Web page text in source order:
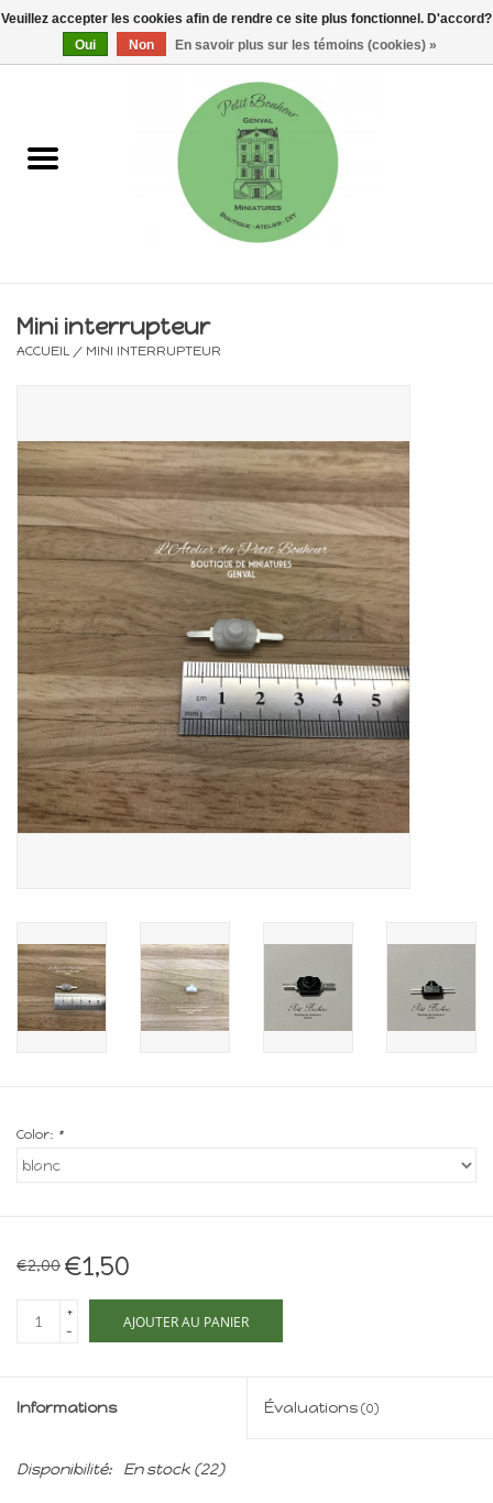
0 Articles - €0,00
Maisons, vitrines & kits
Electricité
Pièces uniques & objets de
collection
1/48ème
Fournitures bricolage
Bois
Noël
1/24ème
Maison de souris
miniature - The Mouse
Mon site
Mini interrupteur
ACCUEIL / MINI INTERRUPTEUR
Color: *
€2,00 €1,50
+
-
AJOUTER AU PANIER
Informations Évaluations (0)
Disponibilité: En stock (22)
Veuillez accepter les cookies afin de rendre ce site plus fonctionnel. D'accord?
Oui
Non En savoir plus sur les témoins (cookies) »